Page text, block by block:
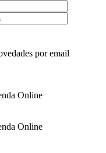
por email